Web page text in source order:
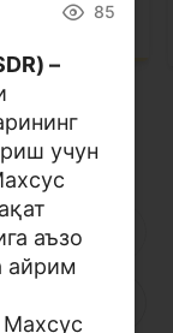
Д
85
–
учун
аъзо
айрим